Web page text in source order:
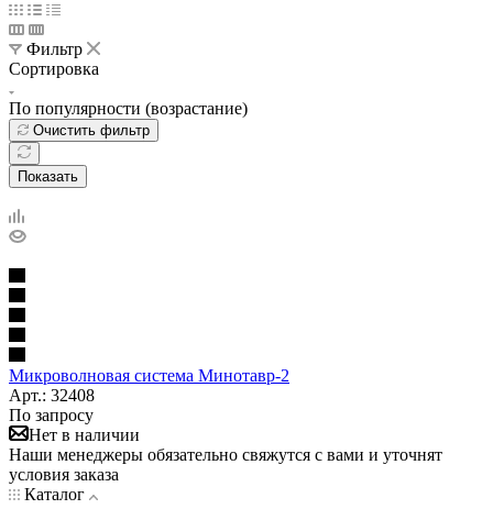
Фильтр
Сортировка
По популярности (возрастание)
Очистить фильтр
Показать
Микроволновая система Минотавр-2
Арт.: 32408
По запросу
Нет в наличии
Наши менеджеры обязательно свяжутся с вами и уточнят
условия заказа
Каталог